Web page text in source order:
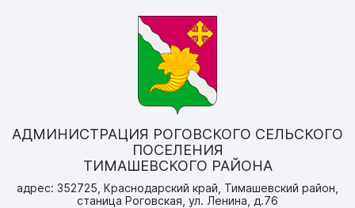
АДМИНИСТРАЦИЯ РОГОВСКОГО СЕЛЬСКОГО
ПОСЕЛЕНИЯ
ТИМАШЕВСКОГО РАЙОНА
адрес: 352725, Краснодарский край, Тимашевский район,
станица Роговская, ул. Ленина, д.76